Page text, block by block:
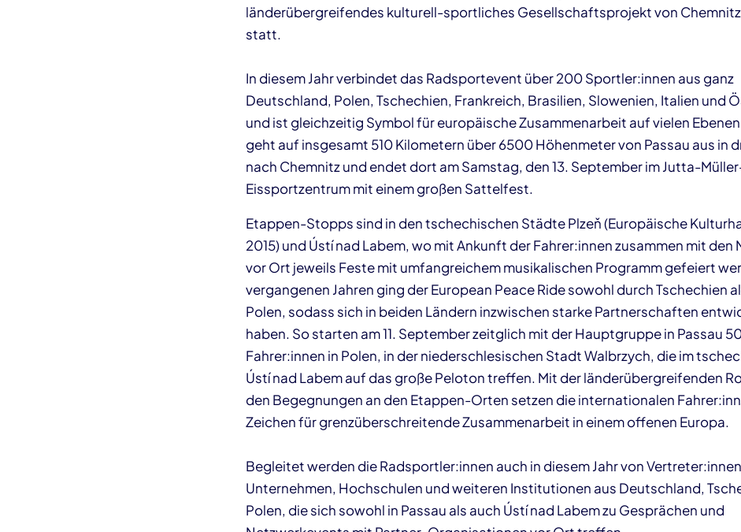
länderübergreifendes kulturell-sportliches Gesellschaftsprojekt von
statt.
In diesem Jahr verbindet das Radsportevent über 200 Sportler:innen aus ganz
Deutschland, Polen, Tschechien, Frankreich, Brasilien, Slowenien, Italien und
und ist gleichzeitig Symbol für europäische Zusammenarbeit auf vielen
geht auf insgesamt 510 Kilometern über 6500 Höhenmeter von Passau aus in
nach Chemnitz und endet dort am Samstag, den 13. September im Jutta-
Eissportzentrum mit einem großen Sattelfest.
Etappen-Stopps sind in den tschechischen Städte Plzeň (Europäische
2015) und Ústí nad Labem, wo mit Ankunft der Fahrer:innen zusammen mit den
vor Ort jeweils Feste mit umfangreichem musikalischen Programm gefeiert
vergangenen Jahren ging der European Peace Ride sowohl durch Tschechien
Polen, sodass sich in beiden Ländern inzwischen starke Partnerschaften
haben. So starten am 11. September zeitglich mit der Hauptgruppe in Passau
Fahrer:innen in Polen, in der niederschlesischen Stadt Walbrzych, die im
Ústí nad Labem auf das große Peloton treffen. Mit der länderübergreifenden
den Begegnungen an den Etappen-Orten setzen die internationalen
Zeichen für grenzüberschreitende Zusammenarbeit in einem offenen Europa.
Begleitet werden die Radsportler:innen auch in diesem Jahr von
Unternehmen, Hochschulen und weiteren Institutionen aus Deutschland,
Polen, die sich sowohl in Passau als auch Ústí nad Labem zu Gesprächen und